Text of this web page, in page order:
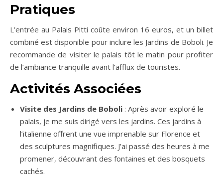
Pratiques
L’entrée au Palais Pitti coûte environ 16 euros, et un billet
combiné est disponible pour inclure les Jardins de Boboli. Je
recommande de visiter le palais tôt le matin pour profiter
de l’ambiance tranquille avant l’afflux de touristes.
Activités Associées
Visite des Jardins de Boboli : Après avoir exploré le
palais, je me suis dirigé vers les jardins. Ces jardins à
l’italienne offrent une vue imprenable sur Florence et
des sculptures magnifiques. J’ai passé des heures à me
promener, découvrant des fontaines et des bosquets
cachés.